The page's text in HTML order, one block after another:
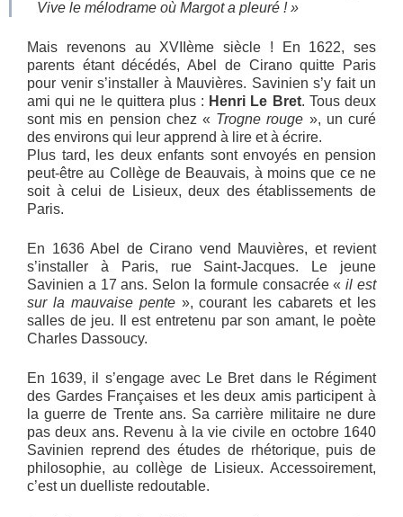
Vive le mélodrame où Margot a pleuré ! »
Mais revenons au XVIIème siècle ! En 1622, ses
parents étant décédés, Abel de Cirano quitte Paris
pour venir s’installer à Mauvières. Savinien s’y fait un
ami qui ne le quittera plus : Henri Le Bret. Tous deux
sont mis en pension chez « Trogne rouge », un curé
des environs qui leur apprend à lire et à écrire.
Plus tard, les deux enfants sont envoyés en pension
peut-être au Collège de Beauvais, à moins que ce ne
soit à celui de Lisieux, deux des établissements de
Paris.
En 1636 Abel de Cirano vend Mauvières, et revient
s’installer à Paris, rue Saint-Jacques. Le jeune
Savinien a 17 ans. Selon la formule consacrée «il est
sur la mauvaise pente », courant les cabarets et les
salles de jeu. Il est entretenu par son amant, le poète
Charles Dassoucy.
En 1639, il s’engage avec Le Bret dans le Régiment
des Gardes Françaises et les deux amis participent à
la guerre de Trente ans. Sa carrière militaire ne dure
pas deux ans. Revenu à la vie civile en octobre 1640
Savinien reprend des études de rhétorique, puis de
philosophie, au collège de Lisieux. Accessoirement,
c’est un duelliste redoutable.